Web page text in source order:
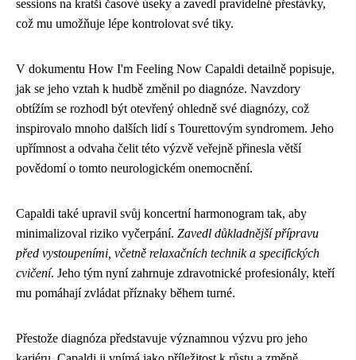
sessions na kratší časové úseky a zavedl pravidelné přestávky,
což mu umožňuje lépe kontrolovat své tiky.
V dokumentu How I'm Feeling Now Capaldi detailně popisuje,
jak se jeho vztah k hudbě změnil po diagnóze. Navzdory
obtížím se rozhodl být otevřený ohledně své diagnózy, což
inspirovalo mnoho dalších lidí s Tourettovým syndromem. Jeho
upřímnost a odvaha čelit této výzvě veřejně přinesla větší
povědomí o tomto neurologickém onemocnění.
Capaldi také upravil svůj koncertní harmonogram tak, aby
minimalizoval riziko vyčerpání. Zavedl důkladnější přípravu
před vystoupeními, včetně relaxačních technik a specifických
cvičení. Jeho tým nyní zahrnuje zdravotnické profesionály, kteří
mu pomáhají zvládat příznaky během turné.
Přestože diagnóza představuje významnou výzvu pro jeho